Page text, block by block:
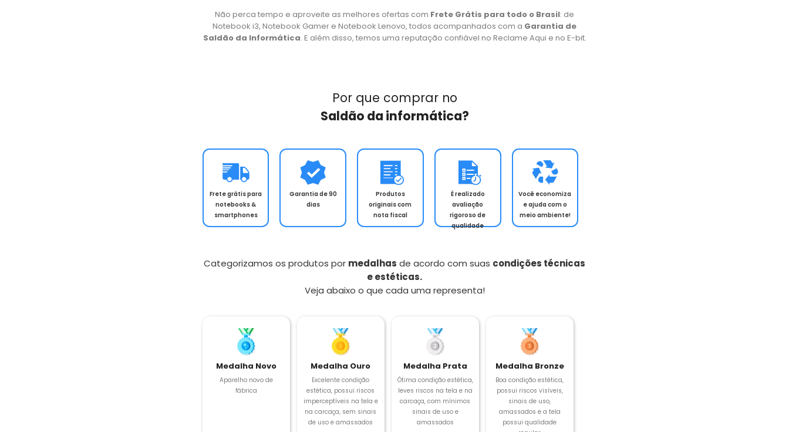
Não perca tempo e aproveite as melhores ofertas com Frete Grátis para todo o Brasil: de
Notebook i3, Notebook Gamer e Notebook Lenovo, todos acompanhados com a Garantia de
Saldão da Informática. E além disso, temos uma reputação confiável no Reclame Aqui e no E-bit.
Por que comprar no
Saldão da informática?
Frete grátis para
notebooks &
smartphones
Garantia de 90
dias
Produtos
originais com
nota fiscal
É realizado
avaliação
rigoroso de
qualidade
Você economiza
e ajuda com o
meio ambiente!
Categorizamos os produtos por medalhas de acordo com suas condições técnicas
e estéticas.
Veja abaixo o que cada uma representa!
Medalha Novo
Aparelho novo de
fábrica
Medalha Ouro
Excelente condição
estética, possui riscos
imperceptíveis na tela e
na carcaça, sem sinais
de uso e amassados
Medalha Prata
Ótima condição estética,
leves riscos na tela e na
carcaça, com mínimos
sinais de uso e
amassados
Medalha Bronze
Boa condição estética,
possui riscos visíveis,
sinais de uso,
amassados e a tela
possui qualidade